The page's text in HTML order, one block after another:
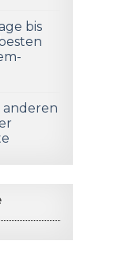
bis
anderen